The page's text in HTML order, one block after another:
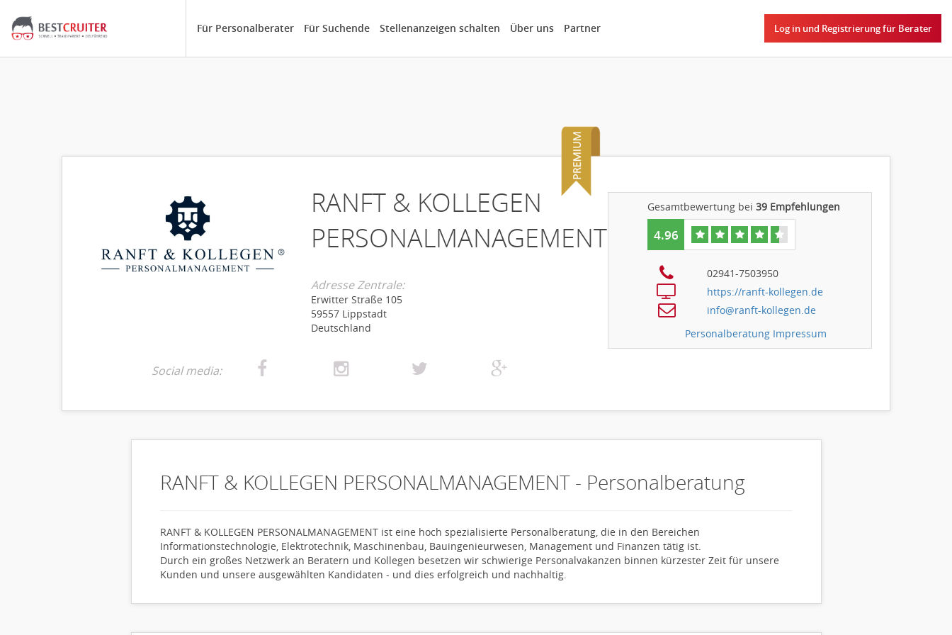
Für Personalberater Für Suchende Stellenanzeigen schalten Über uns Partner Log in und Registrierung für Berater
RANFT & KOLLEGEN
PERSONALMANAGEMENT
Adresse Zentrale:
Erwitter Straße 105
59557 Lippstadt
Deutschland
Social media:
Gesamtbewertung bei39 Empfehlungen
4.96
02941-7503950
https://ranft-kollegen.de
info@ranft-kollegen.de
Personalberatung Impressum
RANFT & KOLLEGEN PERSONALMANAGEMENT - Personalberatung
RANFT & KOLLEGEN PERSONALMANAGEMENT ist eine hoch spezialisierte Personalberatung, die in den Bereichen
Informationstechnologie, Elektrotechnik, Maschinenbau, Bauingenieurwesen, Management und Finanzen tätig ist.
Durch ein großes Netzwerk an Beratern und Kollegen besetzen wir schwierige Personalvakanzen binnen kürzester Zeit für unsere
Kunden und unsere ausgewählten Kandidaten - und dies erfolgreich und nachhaltig.